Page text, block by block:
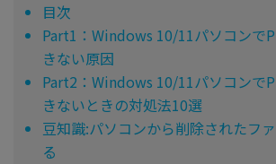
目次
Part1：Windows 10/11パソコンで
きない原因
Part2：Windows 10/11パソコンで
きないときの対処法10選
豆知識:パソコンから削除されたフ
る